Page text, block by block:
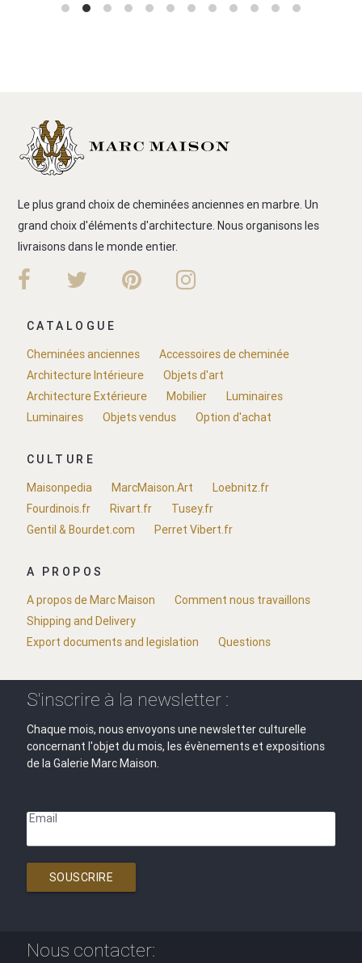
Le plus grand choix de cheminées anciennes en marbre. Un
grand choix d'éléments d'architecture. Nous organisons les
livraisons dans le monde entier.
CATALOGUE
Cheminées anciennes
Accessoires de cheminée
Architecture Intérieure
Objets d'art
Architecture Extérieure
Mobilier
Luminaires
Luminaires
Objets vendus Option d'achat
CULTURE
Maisonpedia
MarcMaison.Art
Loebnitz.fr
Fourdinois.fr
Rivart.fr
Tusey.fr
Gentil & Bourdet.com
Perret Vibert.fr
A PROPOS
A propos de Marc Maison
Comment nous travaillons
Shipping and Delivery
Export documents and legislation
Questions
S'inscrire à la newsletter :
Chaque mois, nous envoyons une newsletter culturelle
concernant l'objet du mois, les évènements et expositions
de la Galerie Marc Maison.
Email
SOUSCRIRE
Nous contacter: